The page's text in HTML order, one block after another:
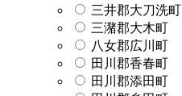
三井郡大刀洗町
三潴郡大木町
八女郡広川町
田川郡香春町
田川郡添田町